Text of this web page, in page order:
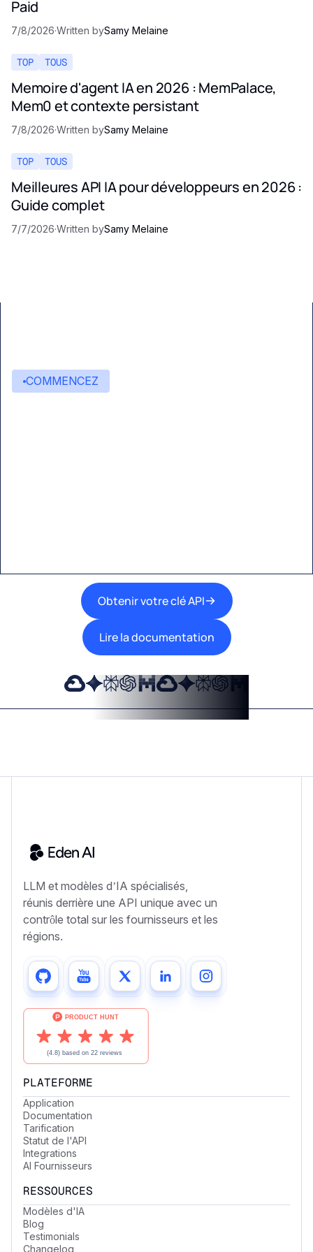
Paid
7/8/2026·Written bySamy Melaine
TOP TOUS
Memoire d'agent IA en 2026 : MemPalace,
Mem0 et contexte persistant
7/8/2026·Written bySamy Melaine
TOP TOUS
Meilleures API IA pour développeurs en 2026 :
Guide complet
7/7/2026·Written bySamy Melaine
COMMENCEZ
Obtenir votre clé API
Lire la documentation
LLM et modèles d’IA spécialisés,
réunis derrière une API unique avec un
contrôle total sur les fournisseurs et les
régions.
PLATEFORME
Application
Documentation
Tarification
Statut de l'API
Integrations
AI Fournisseurs
RESSOURCES
Modèles d'IA
Blog
Testimonials
Changelog